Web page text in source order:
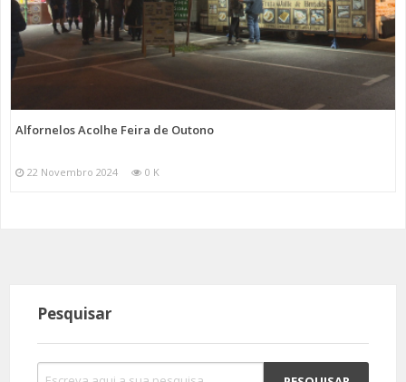
Alfornelos Acolhe Feira de Outono
22 Novembro 2024 0 K
Pesquisar